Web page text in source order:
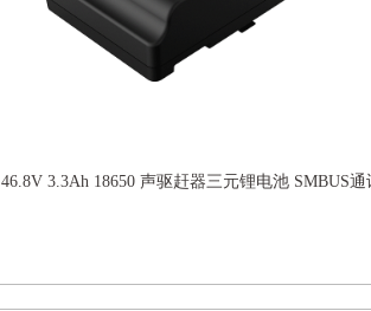
46.8V 3.3Ah 18650 声驱赶器三元锂电池 SMBUS通